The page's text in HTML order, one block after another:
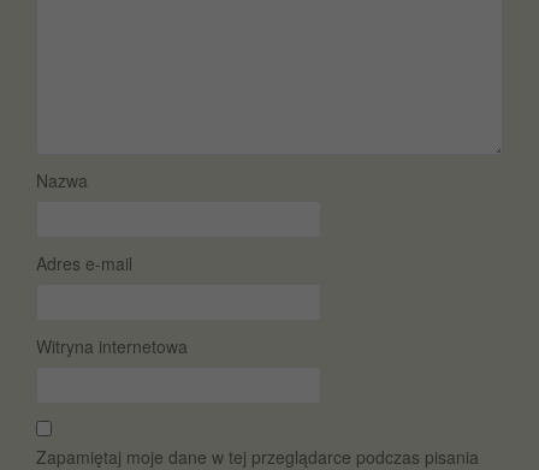
Nazwa
Adres e-mail
Witryna internetowa
Zapamiętaj moje dane w tej przeglądarce podczas pisania